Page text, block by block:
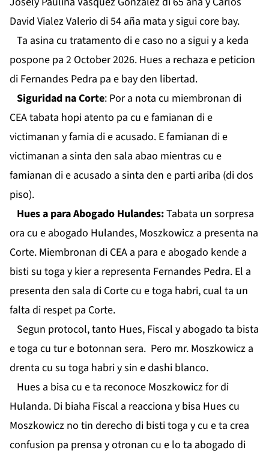
David Vialez Valerio di 54 aña mata y sigui core bay.
Ta asina cu tratamento di e caso no a sigui y a keda
pospone pa 2 October 2026. Hues a rechaza e peticion
di Fernandes Pedra pa e bay den libertad.
Siguridad na Corte: Por a nota cu miembronan di
CEA tabata hopi atento pa cu e famianan di e
victimanan y famia di e acusado. E famianan di e
victimanan a sinta den sala abao mientras cu e
famianan di e acusado a sinta den e parti ariba (di dos
piso).
Hues a para Abogado Hulandes:Tabata un sorpresa
ora cu e abogado Hulandes, Moszkowicz a presenta na
Corte. Miembronan di CEA a para e abogado kende a
bisti su toga y kier a representa Fernandes Pedra. El a
presenta den sala di Corte cu e toga habri, cual ta un
falta di respet pa Corte.
Segun protocol, tanto Hues, Fiscal y abogado ta bista
e toga cu tur e botonnan sera. Pero mr. Moszkowicz a
drenta cu su toga habri y sin e dashi blanco.
Hues a bisa cu e ta reconoce Moszkowicz for di
Hulanda. Di biaha Fiscal a reacciona y bisa Hues cu
Moszkowicz no tin derecho di bisti toga y cu e ta crea
confusion pa prensa y otronan cu e lo ta abogado di